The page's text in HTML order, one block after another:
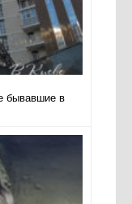
бывавшие в